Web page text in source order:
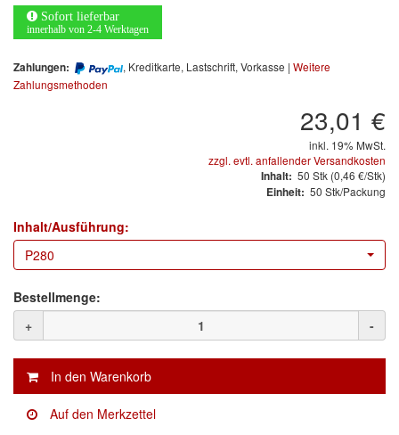
MARKEN
(1)
3M
EVERCOAT
Facdos
Finixa
KWASNY
Mirka
Sofort lieferbar
innerhalb von 2-4 Werktagen
Zahlungen: , Kreditkarte, Lastschrift, Vorkasse | Weitere
Zahlungsmethoden
23,01 €
inkl. 19% MwSt.
zzgl. evtl. anfallender Versandkosten
Inhalt: 50 Stk (0,46 €/Stk)
Einheit: 50 Stk/Packung
Inhalt/Ausführung:
P280
Bestellmenge:
+
-